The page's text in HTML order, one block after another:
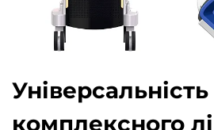
Універсальність
комплексного